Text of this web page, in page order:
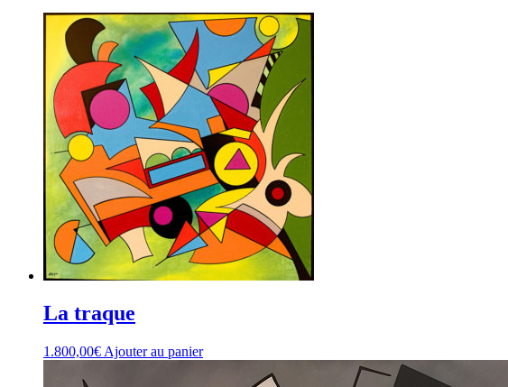
La traque
1.800,00€ Ajouter au panier